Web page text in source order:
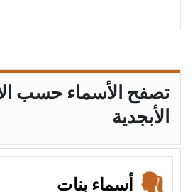
تصفح الأسماء حسب
الأبجدية
أسماء بنات